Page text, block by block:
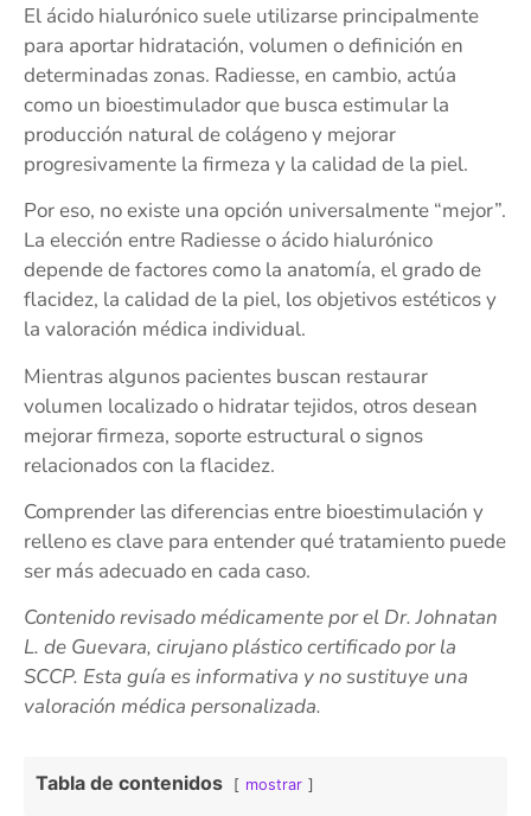
El ácido hialurónico suele utilizarse principalmente
para aportar hidratación, volumen o definición en
determinadas zonas. Radiesse, en cambio, actúa
como un bioestimulador que busca estimular la
producción natural de colágeno y mejorar
progresivamente la firmeza y la calidad de la piel.
Por eso, no existe una opción universalmente “mejor”.
La elección entre Radiesse o ácido hialurónico
depende de factores como la anatomía, el grado de
flacidez, la calidad de la piel, los objetivos estéticos y
la valoración médica individual.
Mientras algunos pacientes buscan restaurar
volumen localizado o hidratar tejidos, otros desean
mejorar firmeza, soporte estructural o signos
relacionados con la flacidez.
Comprender las diferencias entre bioestimulación y
relleno es clave para entender qué tratamiento puede
ser más adecuado en cada caso.
Contenido revisado médicamente por el Dr. Johnatan
L. de Guevara, cirujano plástico certificado por la
SCCP. Esta guía es informativa y no sustituye una
valoración médica personalizada.
Tabla de contenidos mostrar